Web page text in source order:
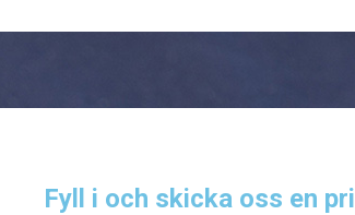
Fyll i och skicka oss en